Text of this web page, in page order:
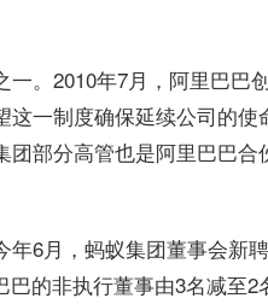
。2010年7月，阿里巴巴
一制度确保延续公司的
部分高管也是阿里巴巴
6月，蚂蚁集团董事会新
的非执行董事由3名减至